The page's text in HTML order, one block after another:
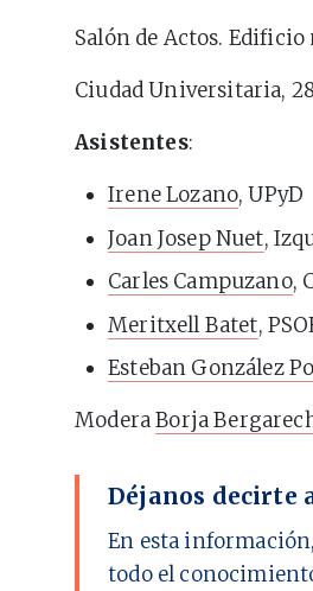
Salón de Actos. Edificio
Ciudad Universitaria,
Asistentes:
Irene Lozano, UPyD
Joan Josep Nuet,
Carles Campuzano,
Meritxell Batet,
Esteban González
ModeraBorja
Déjanos decirte
En esta
todo el